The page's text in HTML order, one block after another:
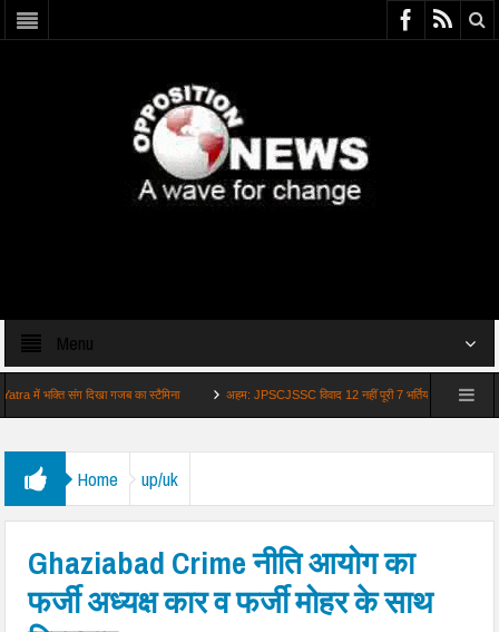
Menu
संग दिखा गजब का स्टैमिना अहम: JPSCJSSC विवाद 12 नहीं पूरी 7 भर्तियां निशाने पर
Home up/uk
Ghaziabad Crime नीति आयोग का
फर्जी अध्यक्ष कार व फर्जी मोहर के साथ